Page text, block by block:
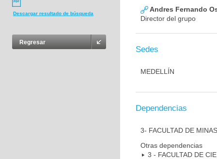
Descargar resultado de búsqueda
Regresar
Andres Fernando
Director del grupo
Sedes
MEDELLÍN
Dependencias
3- FACULTAD DE MINAS
Otras dependencias
3 - FACULTAD DE